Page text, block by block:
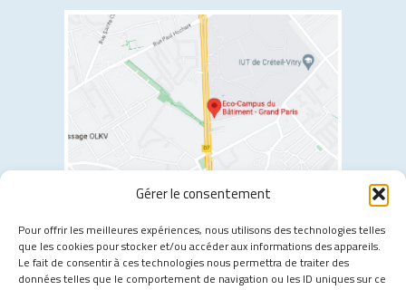
Gérer le consentement
Pour offrir les meilleures expériences, nous utilisons des technologies telles
que les cookies pour stocker et/ou accéder aux informations des appareils.
Le fait de consentir à ces technologies nous permettra de traiter des
données telles que le comportement de navigation ou les ID uniques sur ce
2 allée Jules Gravereaux, 94400 Vitry-sur-Seine
Les transports à proximité :